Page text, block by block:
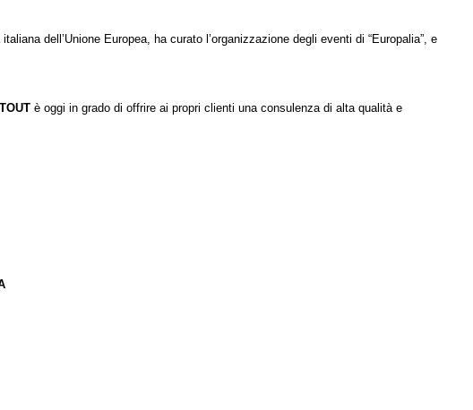
dell’Unione Europea, ha curato l’organizzazione degli eventi di “Europalia”, e
è oggi in grado di offrire ai propri clienti una consulenza di alta qualità e